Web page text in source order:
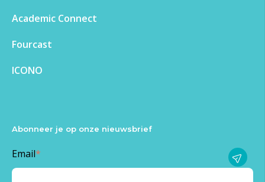
Academic Connect
Fourcast
ICONO
Abonneer je op onze nieuwsbrief
Email*